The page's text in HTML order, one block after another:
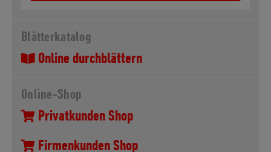
Blätterkatalog
Online durchblättern
Online-Shop
Privatkunden Shop
Firmenkunden Shop